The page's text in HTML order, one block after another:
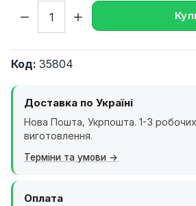
Код: 35804
Доставка по Україні
Нова Пошта, Укрпошта. 1-3 робочих
виготовлення.
Терміни та умови
Оплата